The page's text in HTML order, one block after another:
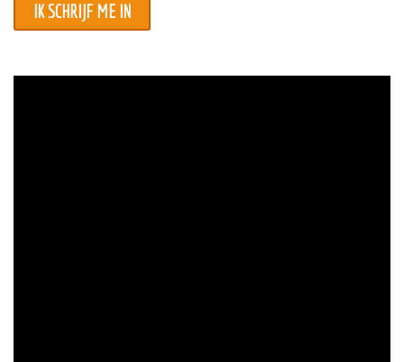
Inschrijven
IK SCHRIJF ME IN